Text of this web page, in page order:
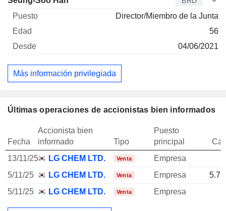
Director/Miembro de la Junta
56
04/06/2021
Más información privilegiada
Últimas operaciones de accionistas bien informados
Fecha
Accionista bien
informado
Tipo
Puesto
principal
13/11/25
LG CHEM LTD. Venta
Empresa
5/11/25
LG CHEM LTD. Venta Empresa
5/11/25
LG CHEM LTD. Venta Empresa